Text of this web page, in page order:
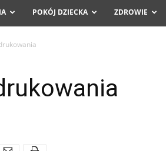
POKÓJ DZIECKA ZDROWIE